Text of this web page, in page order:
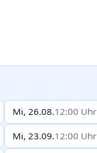
Mi, 26.08.12:00 Uhr
Mi, 23.09.12:00 Uhr